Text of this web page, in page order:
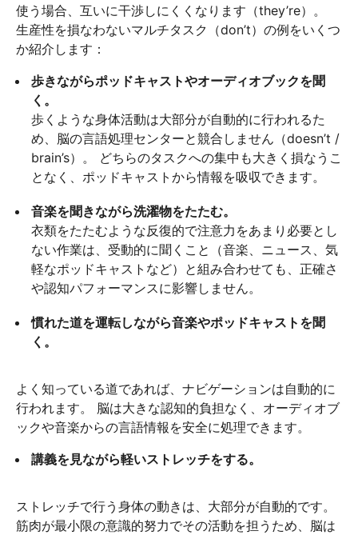
使う場合、互いに干渉しにくくなります（they’re）。
生産性を損なわないマルチタスク（don’t）の例をいくつ
か紹介します：
歩きながらポッドキャストやオーディオブックを聞
く。
歩くような身体活動は大部分が自動的に行われるた
め、脳の言語処理センターと競合しません（doesn’t /
brain’s）。 どちらのタスクへの集中も大きく損なうこ
となく、ポッドキャストから情報を吸収できます。
音楽を聞きながら洗濯物をたたむ。
衣類をたたむような反復的で注意力をあまり必要とし
ない作業は、受動的に聞くこと（音楽、ニュース、気
軽なポッドキャストなど）と組み合わせても、正確さ
や認知パフォーマンスに影響しません。
慣れた道を運転しながら音楽やポッドキャストを聞
く。
よく知っている道であれば、ナビゲーションは自動的に
行われます。 脳は大きな認知的負担なく、オーディオブ
ックや音楽からの言語情報を安全に処理できます。
講義を見ながら軽いストレッチをする。
ストレッチで行う身体の動きは、大部分が自動的です。
筋肉が最小限の意識的努力でその活動を担うため、脳は